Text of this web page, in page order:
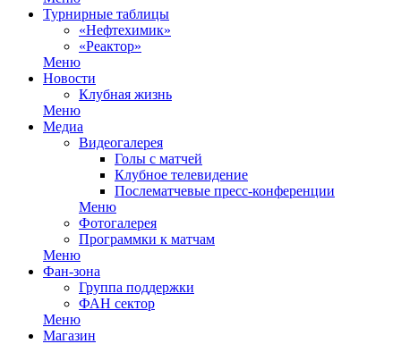
Турнирные таблицы
«Нефтехимик»
«Реактор»
Меню
Новости
Клубная жизнь
Меню
Медиа
Видеогалерея
Голы с матчей
Клубное телевидение
Послематчевые пресс-конференции
Меню
Фотогалерея
Программки к матчам
Меню
Фан-зона
Группа поддержки
ФАН сектор
Меню
Магазин